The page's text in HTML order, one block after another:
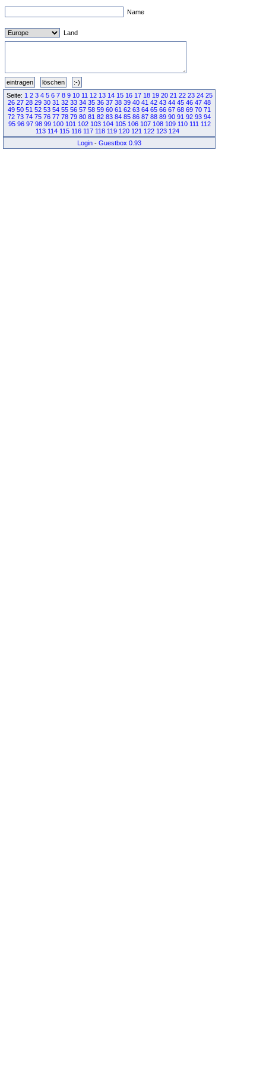
Name
Land
Seite: 1 2 3 4 5 6 7 8 9 10 11 12 13 14 15 16 17 18 19 20 21 22 23 24 25
26 27 28 29 30 31 32 33 34 35 36 37 38 39 40 41 42 43 44 45 46 47 48
49 50 51 52 53 54 55 56 57 58 59 60 61 62 63 64 65 66 67 68 69 70 71
72 73 74 75 76 77 78 79 80 81 82 83 84 85 86 87 88 89 90 91 92 93 94
95 96 97 98 99 100 101 102 103 104 105 106 107 108 109 110 111 112
113 114 115 116 117 118 119 120 121 122 123 124
Login - Guestbox 0.93